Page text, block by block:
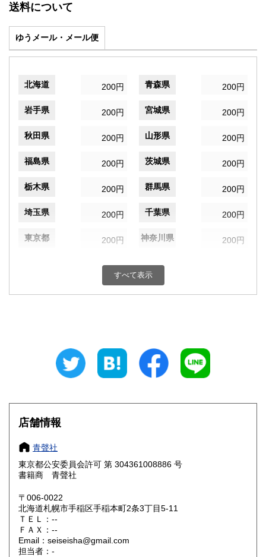
送料について
ゆうメール・メール便
北海道 200円 青森県 200円
岩手県 200円 宮城県 200円
秋田県 200円 山形県 200円
福島県 200円 茨城県 200円
栃木県 200円 群馬県 200円
埼玉県 200円 千葉県 200円
東京都 200円 神奈川県 200円
200円 富山県
200円 三重県
大阪府
奈良県
鳥取県 200円 島根県
岡山県
山口県
香川県
すべて表示
店舗情報
青聲社
東京都公安委員会許可 第 304361008886 号
書籍商 青聲社
〒006-0022
北海道札幌市手稲区手稲本町2条3丁目5-11
ＴＥＬ：--
ＦＡＸ：--
Email：seiseisha@gmail.com
担当者：-